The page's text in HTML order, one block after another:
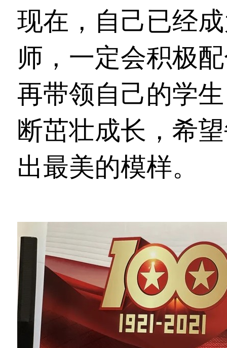
现在，自己已经
师，一定会积极
再带领自己的学
断茁壮成长，希
出最美的模样。